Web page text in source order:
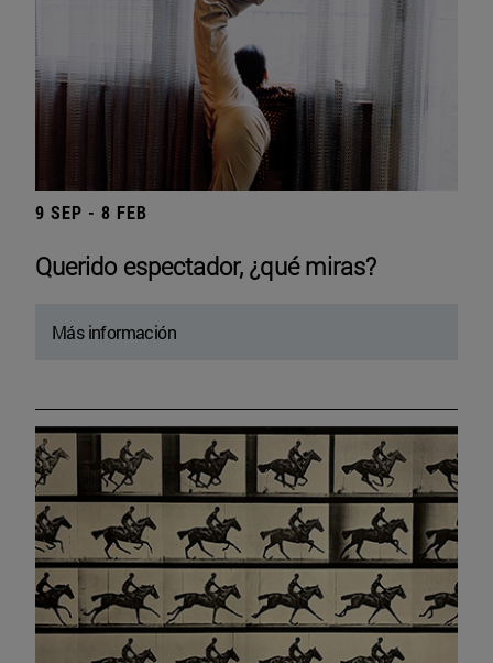
9 SEP - 8 FEB
Querido espectador, ¿qué miras?
Más información